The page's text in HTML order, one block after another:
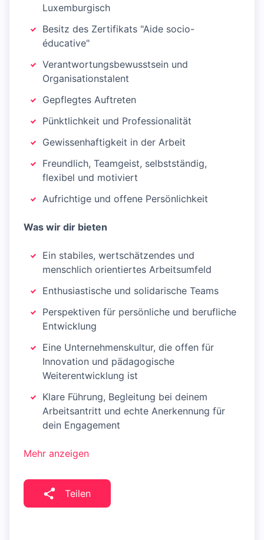
Luxemburgisch
Besitz des Zertifikats "Aide socio-
éducative"
Verantwortungsbewusstsein und
Organisationstalent
Gepflegtes Auftreten
Pünktlichkeit und Professionalität
Gewissenhaftigkeit in der Arbeit
Freundlich, Teamgeist, selbstständig,
flexibel und motiviert
Aufrichtige und offene Persönlichkeit
Was wir dir bieten
Ein stabiles, wertschätzendes und
menschlich orientiertes Arbeitsumfeld
Enthusiastische und solidarische Teams
Perspektiven für persönliche und berufliche
Entwicklung
Eine Unternehmenskultur, die offen für
Innovation und pädagogische
Weiterentwicklung ist
Klare Führung, Begleitung bei deinem
Arbeitsantritt und echte Anerkennung für
dein Engagement
Mehr anzeigen
Teilen